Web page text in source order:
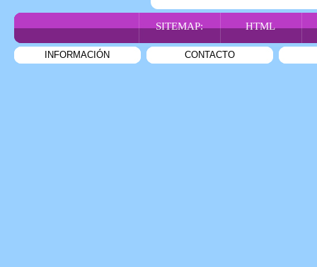
SITEMAP: HTML
INFORMACIÓN CONTACTO